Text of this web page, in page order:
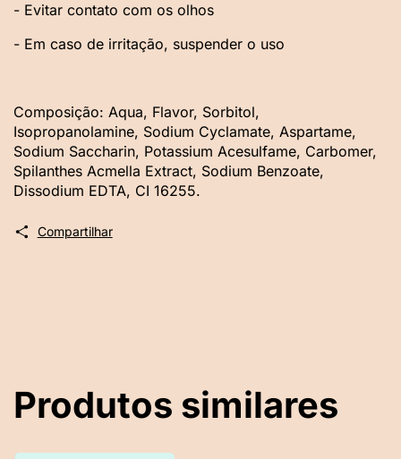
- Evitar contato com os olhos
- Em caso de irritação, suspender o uso
Composição: Aqua, Flavor, Sorbitol,
Isopropanolamine, Sodium Cyclamate, Aspartame,
Sodium Saccharin, Potassium Acesulfame, Carbomer,
Spilanthes Acmella Extract, Sodium Benzoate,
Dissodium EDTA, CI 16255.
Compartilhar
Produtos similares